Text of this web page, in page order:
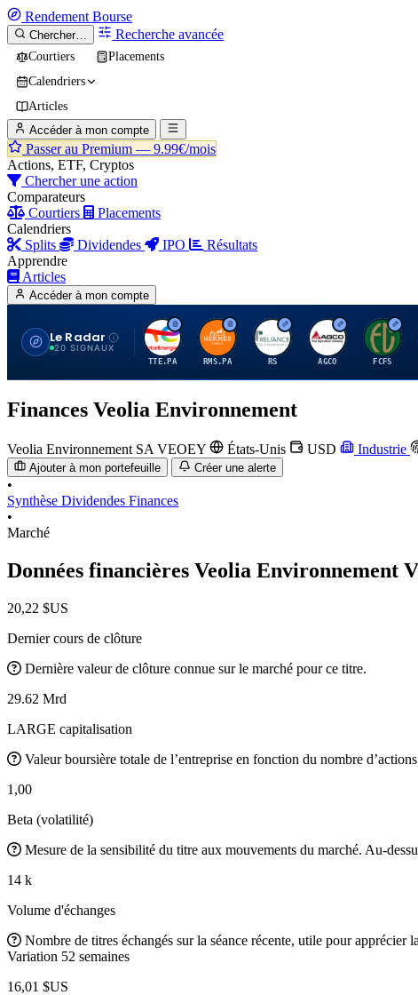
Rendement Bourse
Chercher… Recherche avancée
Courtiers
Placements
Calendriers
Articles
Accéder à mon compte
Passer au Premium — 9.99€/mois
Actions, ETF, Cryptos
Chercher une action
Comparateurs
Courtiers
Placements
Calendriers
Splits
Dividendes IPO
Résultats
Apprendre
Articles
Accéder à mon compte
Le Radar
20 SIGNAUX
T
TTE.PA
H
RMS.PA
R
RS
A
AGCO
F
FCFS
Finances Veolia Environnement
Veolia Environnement SA VEOEY États-Unis USD Industrie
Ajouter à mon portefeuille Créer une alerte
•
Synthèse Dividendes Finances
•
Marché
Données financières Veolia Environnement
20,22 $US
Dernier cours de clôture
Dernière valeur de clôture connue sur le marché pour ce titre.
29.62 Mrd
LARGE capitalisation
Valeur boursière totale de l’entreprise en fonction du nombre
1,00
Beta (volatilité)
Mesure de la sensibilité du titre aux mouvements du marché. Au-
14 k
Volume d'échanges
Nombre de titres échangés sur la séance récente, utile pour apprécier
Variation 52 semaines
16,01 $US